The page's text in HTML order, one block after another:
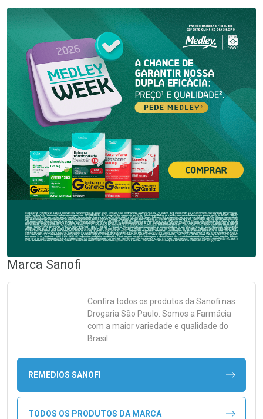
Marca Sanofi
Confira todos os produtos da Sanofi nas
Drogaria São Paulo. Somos a Farmácia
com a maior variedade e qualidade do
Brasil.
REMEDIOS SANOFI
TODOS OS PRODUTOS DA MARCA